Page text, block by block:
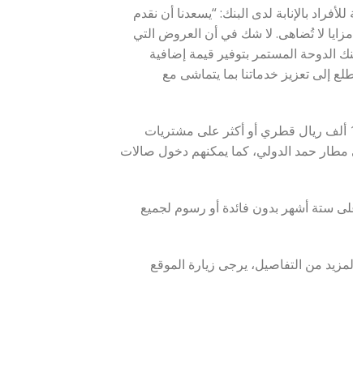
بالإنابة لدى البنك: “يسعدنا أن نقدم
لا تُضاهى. لا شك في أن العروض التي
الدوحة المستمر بتوفير قيمة إضافية
إلى تعزيز خدماتنا بما يتماشى مع
ويتيح هذا العرض الترويجي لحاملي بطاقات فيزا الائتمانية ممن ينفقون 15 ألف ريال قطري أو أكثر على مشتريات
مطار حمد الدولي، كما يمكنهم دخول صالات
ستة أشهر بدون فائدة أو رسوم لجميع
العرض الترويجي لبنك الدوحة من 28 مايو حتى 30 سبتمبر 2019. لمزيد من التفاصيل، يرجى زيارة الموقع